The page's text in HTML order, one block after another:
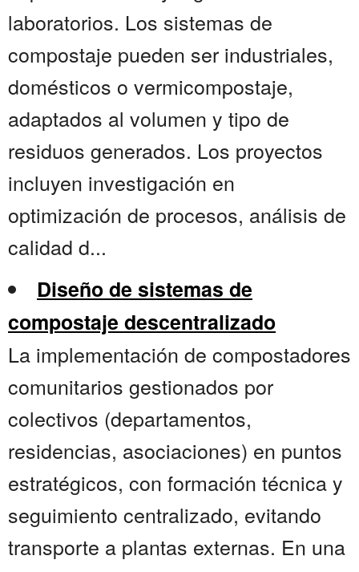
laboratorios. Los sistemas de
compostaje pueden ser industriales,
domésticos o vermicompostaje,
adaptados al volumen y tipo de
residuos generados. Los proyectos
incluyen investigación en
optimización de procesos, análisis de
calidad d...
Diseño de sistemas de
compostaje descentralizado
La implementación de compostadores
comunitarios gestionados por
colectivos (departamentos,
residencias, asociaciones) en puntos
estratégicos, con formación técnica y
seguimiento centralizado, evitando
transporte a plantas externas. En una